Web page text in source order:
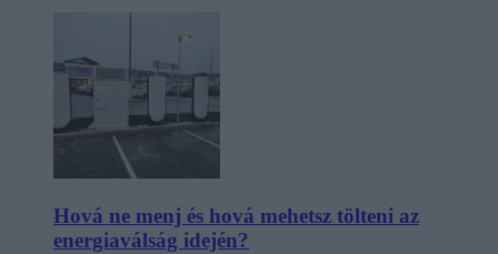
Hová ne menj és hová mehetsz tölteni az
energiaválság idején?